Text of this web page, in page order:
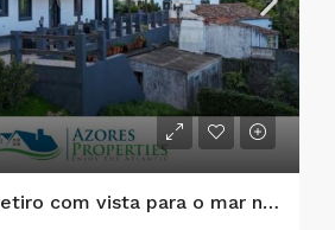
Deslumbrante retiro com vista para o mar na Praia do Almoxarife, Faial